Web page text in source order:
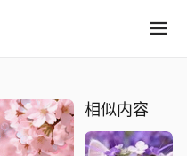
相似内容